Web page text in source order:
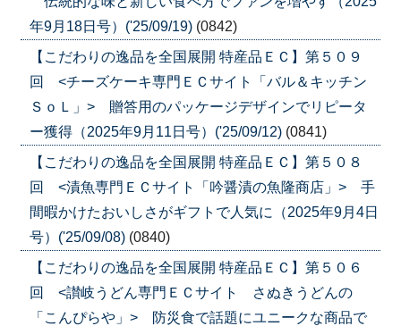
年9月18日号）('25/09/19) (0842)
【こだわりの逸品を全国展開 特産品ＥＣ】第５０９
回 <チーズケーキ専門ＥＣサイト「バル＆キッチン
ＳｏＬ」> 贈答用のパッケージデザインでリピータ
ー獲得（2025年9月11日号）('25/09/12) (0841)
【こだわりの逸品を全国展開 特産品ＥＣ】第５０８
回 <漬魚専門ＥＣサイト「吟醤漬の魚隆商店」> 手
間暇かけたおいしさがギフトで人気に（2025年9月4日
号）('25/09/08) (0840)
【こだわりの逸品を全国展開 特産品ＥＣ】第５０６
回 <讃岐うどん専門ＥＣサイト さぬきうどんの
「こんぴらや」> 防災食で話題にユニークな商品で